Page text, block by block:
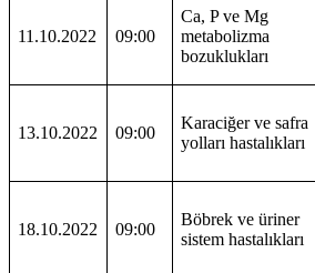
11.10.2022 09:00
Ca, P ve Mg
metabolizma
bozuklukları
13.10.2022 09:00
Karaciğer ve safra
yolları hastalıkları
18.10.2022 09:00
Böbrek ve üriner
sistem hastalıkları